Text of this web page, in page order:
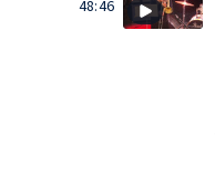
48:46